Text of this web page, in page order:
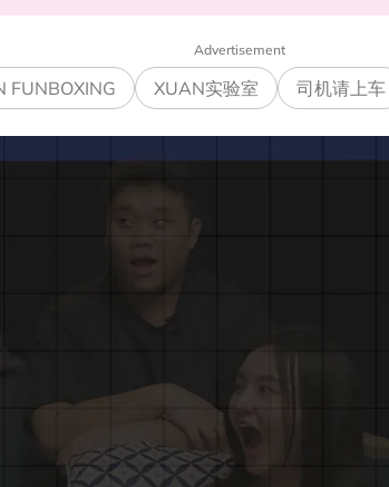
Advertisement
FUNBOXING XUAN实验室 司机请上车